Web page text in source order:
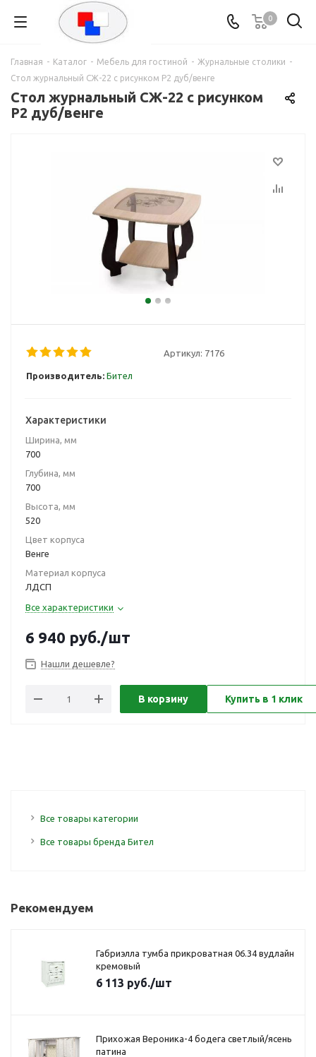
0
Главная - Каталог - Мебель для гостиной - Журнальные столики -
Стол журнальный СЖ-22 с рисунком Р2 дуб/венге
Стол журнальный СЖ-22 с рисунком
Р2 дуб/венге
Артикул: 7176
Производитель: Бител
Характеристики
Ширина, мм
700
Глубина, мм
700
Высота, мм
520
Цвет корпуса
Венге
Материал корпуса
ЛДСП
Все характеристики
6 940 руб./шт
Нашли дешевле?
В корзину Купить в 1 клик
Все товары категории
Все товары бренда Бител
Рекомендуем
Габриэлла тумба прикроватная 06.34 вудлайн
кремовый
6 113 руб./шт
Прихожая Вероника-4 бодега светлый/ясень
патина